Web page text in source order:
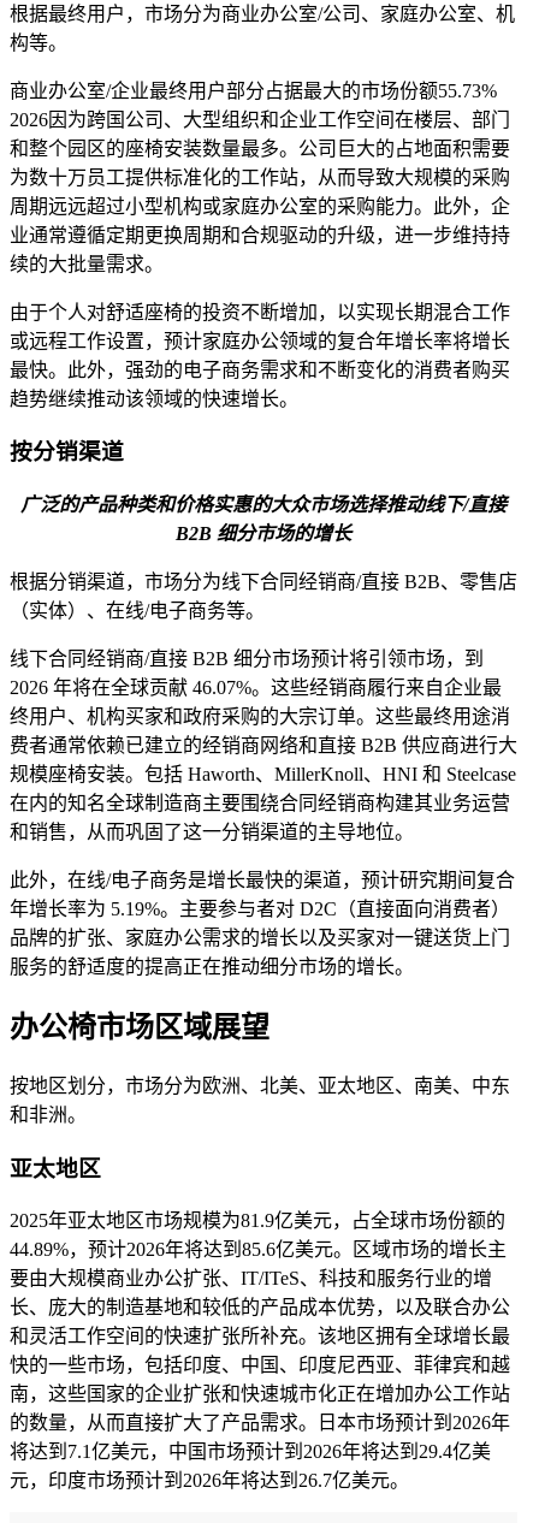
根据最终用户，市场分为商业办公室/公司、家庭办公室、机
构等。
商业办公室/企业最终用户部分占据最大的市场份额55.73%
2026因为跨国公司、大型组织和企业工作空间在楼层、部门
和整个园区的座椅安装数量最多。公司巨大的占地面积需要
为数十万员工提供标准化的工作站，从而导致大规模的采购
周期远远超过小型机构或家庭办公室的采购能力。此外，企
业通常遵循定期更换周期和合规驱动的升级，进一步维持持
续的大批量需求。
由于个人对舒适座椅的投资不断增加，以实现长期混合工作
或远程工作设置，预计家庭办公领域的复合年增长率将增长
最快。此外，强劲的电子商务需求和不断变化的消费者购买
趋势继续推动该领域的快速增长。
按分销渠道
广泛的产品种类和价格实惠的大众市场选择推动线下/直接
B2B 细分市场的增长
根据分销渠道，市场分为线下合同经销商/直接 B2B、零售店
（实体）、在线/电子商务等。
线下合同经销商/直接 B2B 细分市场预计将引领市场，到
2026 年将在全球贡献 46.07%。这些经销商履行来自企业最
终用户、机构买家和政府采购的大宗订单。这些最终用途消
费者通常依赖已建立的经销商网络和直接 B2B 供应商进行大
规模座椅安装。包括 Haworth、MillerKnoll、HNI 和 Steelcase
在内的知名全球制造商主要围绕合同经销商构建其业务运营
和销售，从而巩固了这一分销渠道的主导地位。
此外，在线/电子商务是增长最快的渠道，预计研究期间复合
年增长率为 5.19%。主要参与者对 D2C（直接面向消费者）
品牌的扩张、家庭办公需求的增长以及买家对一键送货上门
服务的舒适度的提高正在推动细分市场的增长。
办公椅市场区域展望
按地区划分，市场分为欧洲、北美、亚太地区、南美、中东
和非洲。
亚太地区
2025年亚太地区市场规模为81.9亿美元，占全球市场份额的
44.89%，预计2026年将达到85.6亿美元。
区域市场的增长主
要由大规模商业办公扩张、IT/ITeS、科技和服务行业的增
长、庞大的制造基地和较低的产品成本优势，以及联合办公
和灵活工作空间的快速扩张所补充。该地区拥有全球增长最
快的一些市场，包括印度、中国、印度尼西亚、菲律宾和越
南，这些国家的企业扩张和快速城市化正在增加办公工作站
的数量，从而直接扩大了产品需求。日本市场预计到2026年
将达到7.1亿美元，中国市场预计到2026年将达到29.4亿美
元，印度市场预计到2026年将达到26.7亿美元。